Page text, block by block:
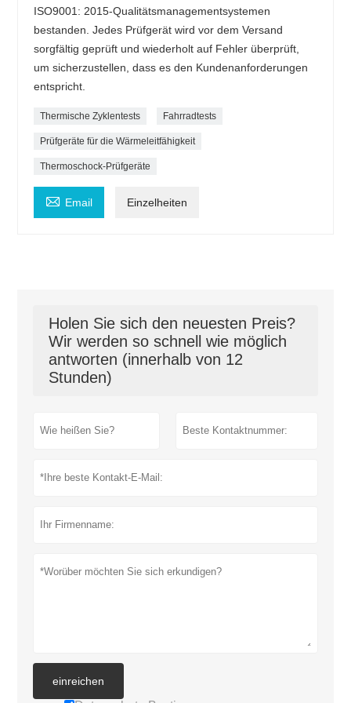
ISO9001: 2015-Qualitätsmanagementsystemen
bestanden. Jedes Prüfgerät wird vor dem Versand
sorgfältig geprüft und wiederholt auf Fehler überprüft,
um sicherzustellen, dass es den Kundenanforderungen
entspricht.
Thermische Zyklentests Fahrradtests
Prüfgeräte für die Wärmeleitfähigkeit
Thermoschock-Prüfgeräte
 Email Einzelheiten
Holen Sie sich den neuesten Preis?
Wir werden so schnell wie möglich
antworten (innerhalb von 12
Stunden)
einreichen